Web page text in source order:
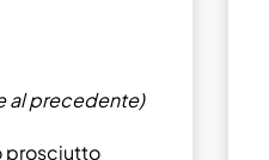
al precedente)
prosciutto